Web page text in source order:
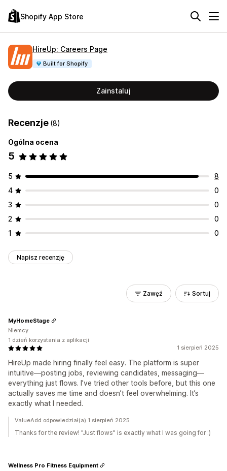
Shopify App Store
HireUp: Careers Page
Built for Shopify
Zainstaluj
Recenzje (8)
Ogólna ocena
5
5
8
4
0
3
0
2
0
1
0
Napisz recenzję
Zawęź Sortuj
1 sierpień 2025
HireUp made hiring finally feel easy. The platform is super
intuitive—posting jobs, reviewing candidates, messaging—
everything just flows. I’ve tried other tools before, but this one
actually saves me time and doesn’t feel overwhelming. It’s
exactly what I needed.
MyHomeStage
Niemcy
1 dzień korzystania z aplikacji
ValueAdd odpowiedział(a) 1 sierpień 2025
Thanks for the review! "Just flows" is exactly what I was going for :)
Wellness Pro Fitness Equipment